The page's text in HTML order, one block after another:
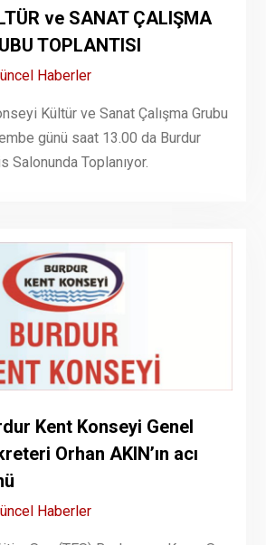
ve SANAT ÇALIŞMA
TOPLANTISI
Haberler
Kültür ve Sanat Çalışma Grubu
günü saat 13.00 da Burdur
Toplanıyor.
Kent Konseyi Genel
Orhan AKIN’ın acı
Haberler